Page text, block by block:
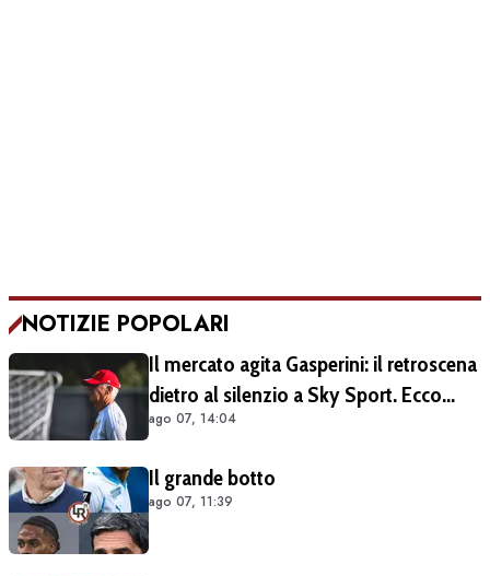
NOTIZIE POPOLARI
Il mercato agita Gasperini: il retroscena
dietro al silenzio a Sky Sport. Ecco
cosa è emerso dal meeting con la
ago 07, 14:04
Il grande botto
ago 07, 11:39